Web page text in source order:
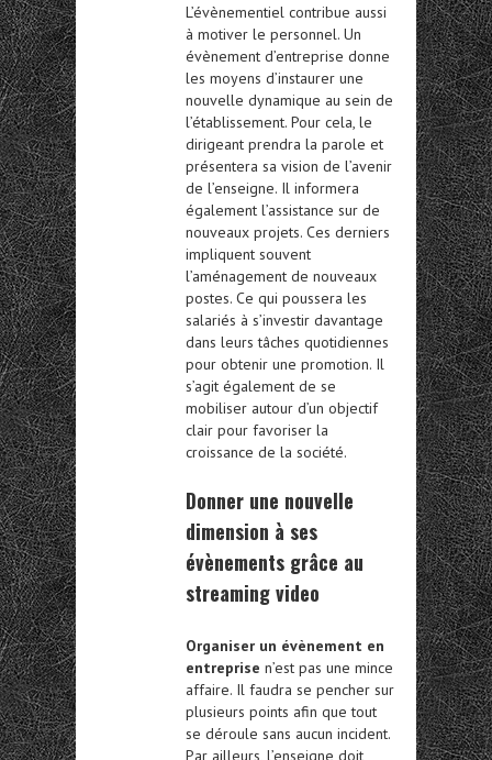
L’évènementiel contribue aussi
à motiver le personnel. Un
évènement d’entreprise donne
les moyens d’instaurer une
nouvelle dynamique au sein de
l’établissement. Pour cela, le
dirigeant prendra la parole et
présentera sa vision de l’avenir
de l’enseigne. Il informera
également l’assistance sur de
nouveaux projets. Ces derniers
impliquent souvent
l’aménagement de nouveaux
postes. Ce qui poussera les
salariés à s’investir davantage
dans leurs tâches quotidiennes
pour obtenir une promotion. Il
s’agit également de se
mobiliser autour d’un objectif
clair pour favoriser la
croissance de la société.
Donner une nouvelle
dimension à ses
évènements grâce au
streaming video
Organiser un évènement en
entreprise n’est pas une mince
affaire. Il faudra se pencher sur
plusieurs points afin que tout
se déroule sans aucun incident.
Par ailleurs, l’enseigne doit